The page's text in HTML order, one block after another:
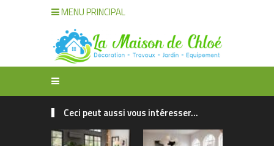
MENU PRINCIPAL
Ceci peut aussi vous intéresser...